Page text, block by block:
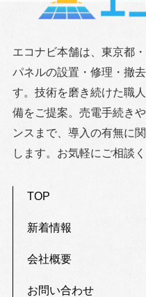
エコナビ本舗は、東京都
パネルの設置・修理・撤
す。技術を磨き続けた職
備をご提案。売電手続き
ンスまで、導入の有無に
します。お気軽にご相談く
TOP
新着情報
会社概要
お問い合わせ